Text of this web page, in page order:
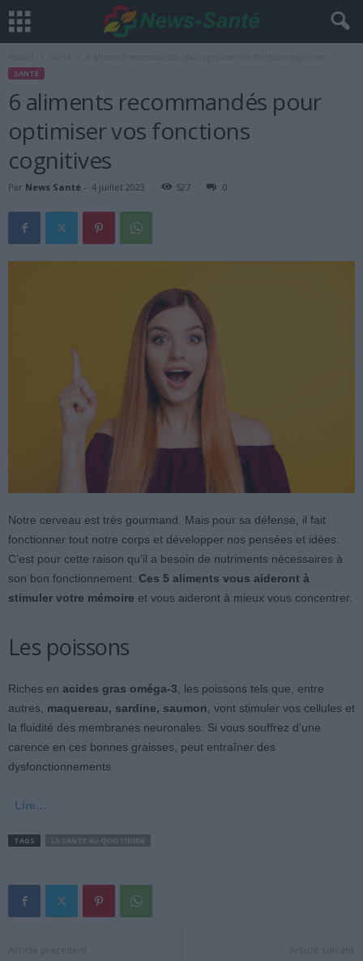
SANTÉ
6 aliments recommandés pour
optimiser vos fonctions
cognitives
Par News Santé - 4 juillet 2023 527 0
Notre cerveau est très gourmand. Mais pour sa défense, il fait
fonctionner tout notre corps et développer nos pensées et idées.
C’est pour cette raison qu’il a besoin de nutriments nécessaires à
son bon fonctionnement. Ces 5 aliments vous aideront à
stimuler votre mémoire et vous aideront à mieux vous concentrer.
Les poissons
Riches en acides gras oméga-3 , les poissons tels que, entre
autres, maquereau, sardine, saumon , vont stimuler vos cellules et
la fluidité des membranes neuronales. Si vous souffrez d’une
carence en ces bonnes graisses, peut entraîner des
dysfonctionnements
Lire…
TAGS